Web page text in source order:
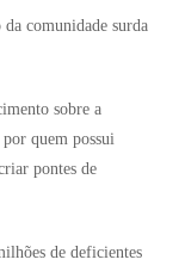
comunidade surda
sobre a
quem possui
pontes de
de deficientes